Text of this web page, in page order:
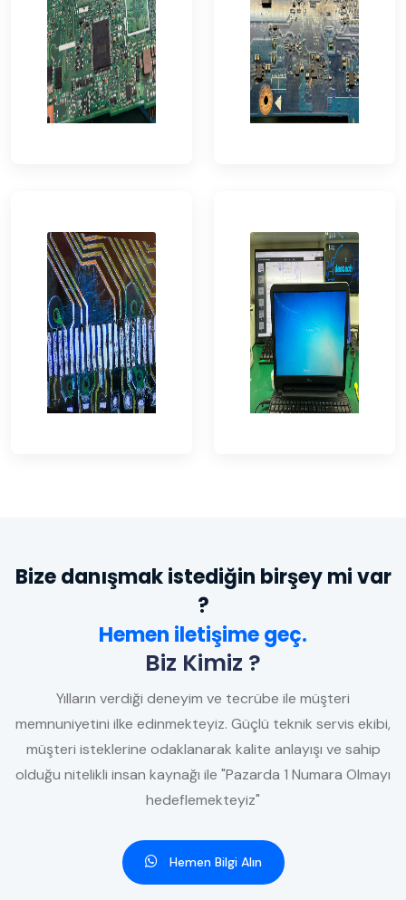
Bize danışmak istediğin birşey mi var
?
Hemen iletişime geç.
Biz Kimiz ?
Yılların verdiği deneyim ve tecrübe ile müşteri
memnuniyetini ilke edinmekteyiz. Güçlü teknik servis ekibi,
müşteri isteklerine odaklanarak kalite anlayışı ve sahip
olduğu nitelikli insan kaynağı ile "Pazarda 1 Numara Olmayı
hedeflemekteyiz"
Hemen Bilgi Alın